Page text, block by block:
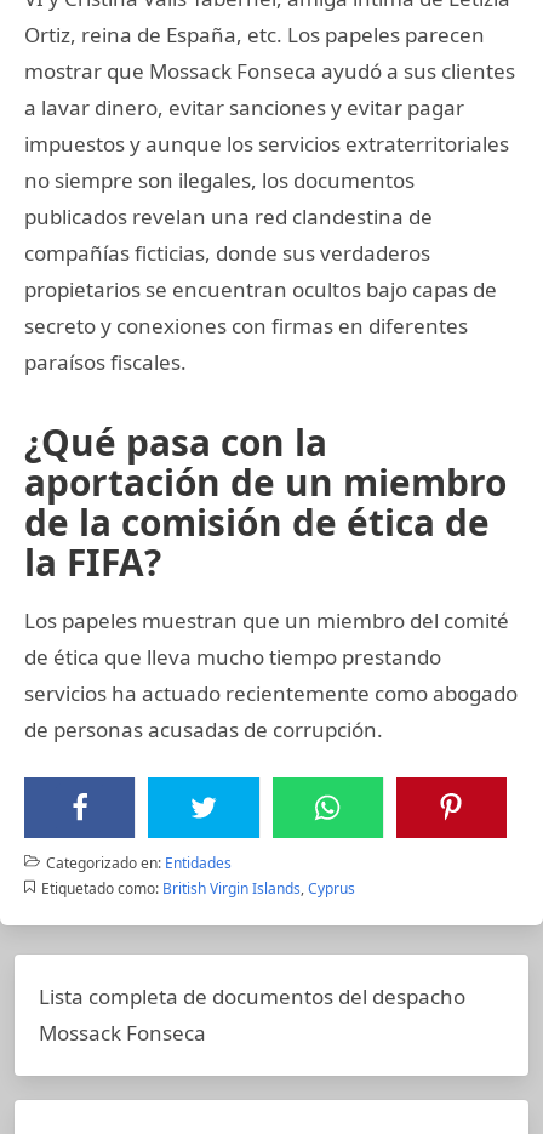
Ortiz, reina de España, etc. Los papeles parecen
mostrar que Mossack Fonseca ayudó a sus clientes
a lavar dinero, evitar sanciones y evitar pagar
impuestos y aunque los servicios extraterritoriales
no siempre son ilegales, los documentos
publicados revelan una red clandestina de
compañías ficticias, donde sus verdaderos
propietarios se encuentran ocultos bajo capas de
secreto y conexiones con firmas en diferentes
paraísos fiscales.
¿Qué pasa con la
aportación de un miembro
de la comisión de ética de
la FIFA?
Los papeles muestran que un miembro del comité
de ética que lleva mucho tiempo prestando
servicios ha actuado recientemente como abogado
de personas acusadas de corrupción.
Categorizado en: Entidades
Etiquetado como: British Virgin Islands,Cyprus
Lista completa de documentos del despacho
Mossack Fonseca